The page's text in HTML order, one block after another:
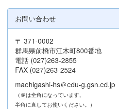
お問い合わせ
〒 371-0002
群馬県前橋市江木町800番地
電話 (027)263-2855
FAX (027)263-2524
maehigashi-hs＠edu-g.gsn.ed.jp
（＠は全角になっています。
半角に直してお使いください。）